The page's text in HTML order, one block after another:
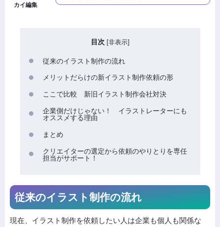
カイ編集
目次 [非表示]
従来のイラスト制作の流れ
メリットだらけの新イラスト制作依頼の形
ここで比較 新旧イラスト制作会社対決
企業側だけじゃない！ イラストレーターにも
オススメする理由
まとめ
クリエイターの選定から依頼のやりとりを専任
担当がサポート！
従来のイラスト制作の流れ
現在、イラスト制作を依頼したい人は企業も個人も関係な